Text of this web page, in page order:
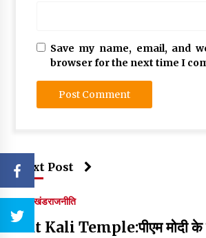
Save my name, email, and
browser for the next time I
Next Post
उत्तराखंडराजनीति
Dat Kali Temple:पीएम मोदी के